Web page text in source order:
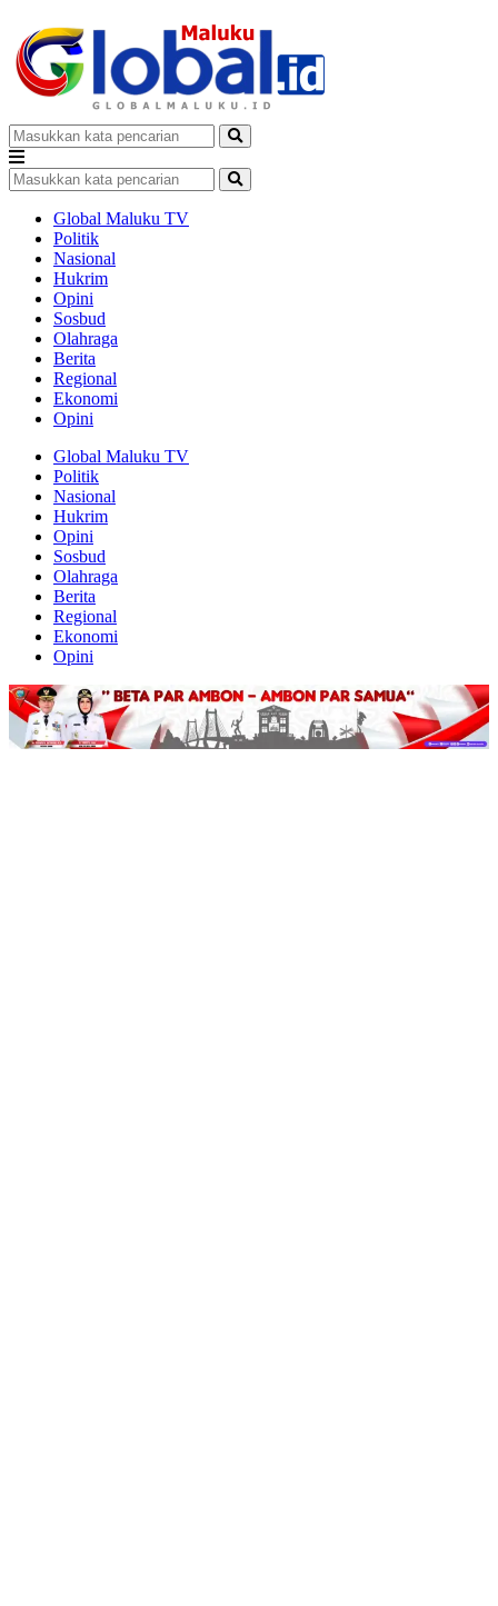
Global Maluku TV
Politik
Nasional
Hukrim
Opini
Sosbud
Olahraga
Berita
Regional
Ekonomi
Opini
Global Maluku TV
Politik
Nasional
Hukrim
Opini
Sosbud
Olahraga
Berita
Regional
Ekonomi
Opini